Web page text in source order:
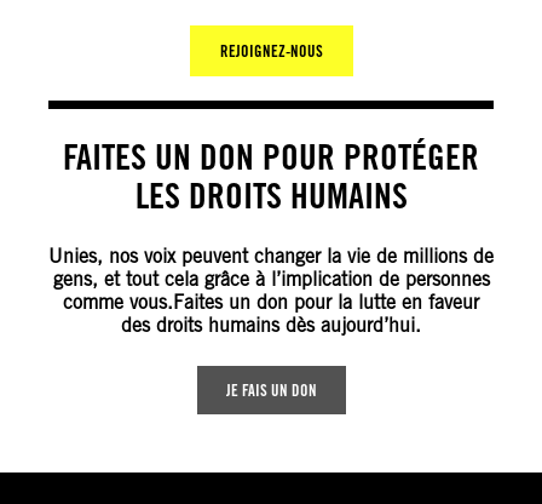
REJOIGNEZ-NOUS
FAITES UN DON POUR PROTÉGER
LES DROITS HUMAINS
Unies, nos voix peuvent changer la vie de millions de
gens, et tout cela grâce à l’implication de personnes
comme vous.Faites un don pour la lutte en faveur
des droits humains dès aujourd’hui.
JE FAIS UN DON